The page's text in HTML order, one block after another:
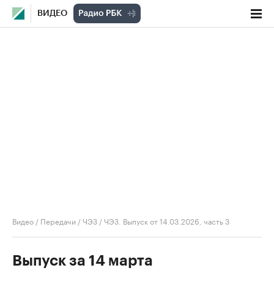
ВИДЕО
Видео / Передачи /ЧЭЗ /ЧЭЗ. Выпуск от 14.03.2026, часть 3
Выпуск за 14 марта